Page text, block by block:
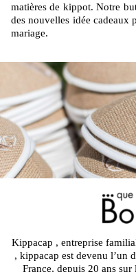
matières de kippot. Notre
des nouvelles idée cadeaux
mariage.
Kippacap , entreprise
, kippacap est devenu l’un
France, depuis 20 ans